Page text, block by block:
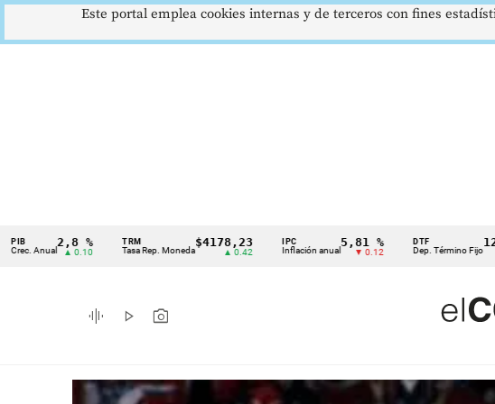
Cintillo
indicadores
económicos
TRM
Tasa Rep. Moneda
$4178,23
▲ 0.42
IPC
Inflación anual
5,81 %
▼ 0.12 Dep. Término Fijo
12,48 %
▲ 0.05 Unidad
graphic_eq play_arrow photo_camera
Este portal emplea cookies internas y de terceros con fines